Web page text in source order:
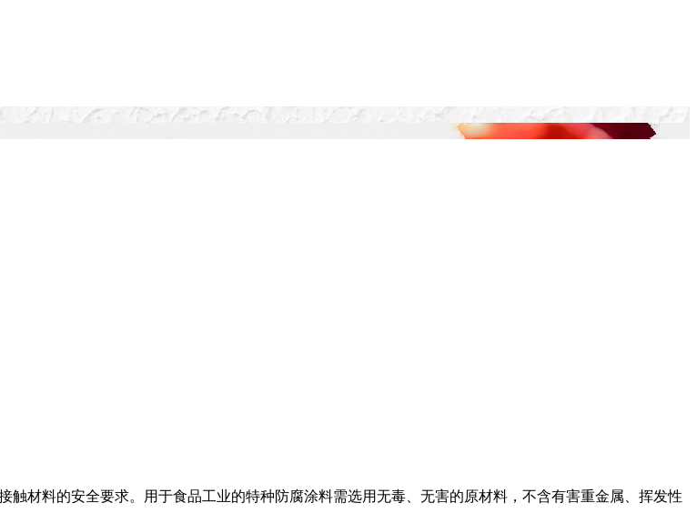
材料的安全要求。用于食品工业的特种防腐涂料需选用无毒、无害的原材料，不含有害重金属、挥发性